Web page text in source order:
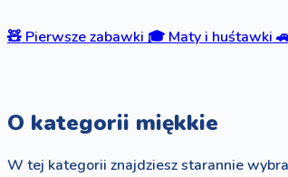
🧸 Pierwsze zabawki 🎓 Maty i huśtawki
O kategorii miękkie
W tej kategorii znajdziesz starannie